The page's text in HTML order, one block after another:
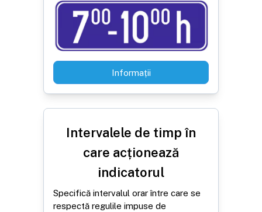
Informații
Intervalele de timp în
care acționează
indicatorul
Specifică intervalul orar între care se
respectă regulile impuse de